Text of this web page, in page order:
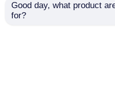
중국에서 호별 배송
품질 국제 화물 운송 서비
Good day, what product
for?